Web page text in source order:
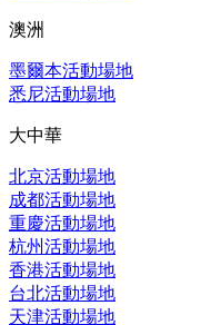
澳洲
墨爾本活動場地
悉尼活動場地
大中華
北京活動場地
成都活動場地
重慶活動場地
杭州活動場地
香港活動場地
台北活動場地
天津活動場地